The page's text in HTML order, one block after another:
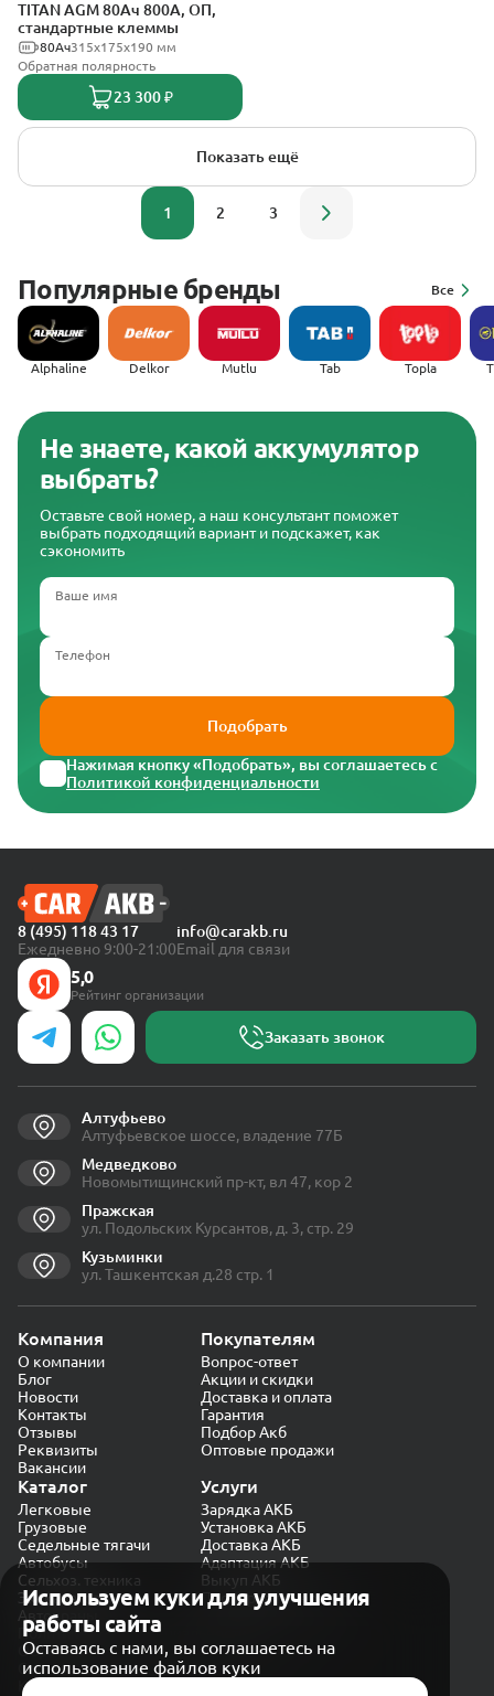
TITAN AGM 80Ач 800А, ОП,
стандартные клеммы
315x175x190 мм
80Ач
Обратная полярность
23 300 ₽
Показать ещё
1 2 3
Популярные бренды Все
Alphaline Delkor Mutlu Tab Topla
Не знаете, какой аккумулятор
выбрать?
Оставьте свой номер, а наш консультант поможет
выбрать подходящий вариант и подскажет, как
сэкономить
Ваше имя
Телефон
Подобрать
Нажимая кнопку «Подобрать», вы соглашаетесь с
Политикой конфиденциальности
Используем куки для улучшения
работы сайта
Оставаясь с нами, вы соглашаетесь на
использование файлов куки
8 (495) 118 43 17
Ежедневно 9:00-21:00
info@carakb.ru
Email для связи
5,0
Рейтинг организации
Заказать звонок
Алтуфьево
Алтуфьевское шоссе, владение 77Б
Медведково
Новомытищинский пр-кт, вл 47, кор 2
Пражская
ул. Подольских Курсантов, д. 3, стр. 29
Кузьминки
ул. Ташкентская д.28 стр. 1
Компания
О компании
Блог
Новости
Контакты
Отзывы
Реквизиты
Вакансии
Покупателям
Вопрос-ответ
Акции и скидки
Доставка и оплата
Гарантия
Подбор Акб
Оптовые продажи
Каталог
Легковые
Грузовые
Седельные тягачи
Автобусы
Сельхоз. техника
Экскаваторы
Автокраны
Услуги
Зарядка АКБ
Установка АКБ
Доставка АКБ
Адаптация АКБ
Выкуп АКБ
Проверка генератора
Политика конфиденциальности
Обработка персональных данных
Согласие на обработку в «Яндекс.Метрика»
Карта сайта